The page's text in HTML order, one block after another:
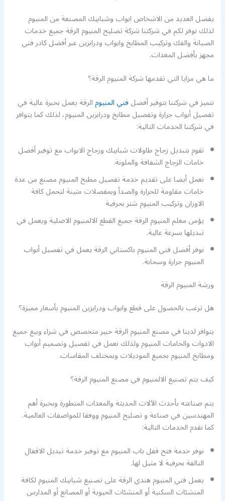
يفضل العديد من الاشخاص ابواب وشبابيك المصنعة من المنيوم
لذلك نوفر لكم في شركتنا شركة تصليح المنيوم الرقة جميع خدمات
الصيانة والفك وتركيب المطابخ وابواب ودرابزين عبر أفضل كادر فني
مجهز بأفضل المعدات.
ما هي مزايا التي تقدمها شركة المنيوم الرقة؟
نتميز في شركتنا بتوفير أفضلفني المنيومالرقة يعمل بخبرة عالية في
تفصيل أبواب جرارة وتفصيل مطابخ ودرابزين المنيوم، لذلك كما يتوافر
في شركتنا الخدمات التالية:
نقوم بتبديل زجاج طاولات شبابيك وزجاج الابواب مع توفير أفضل
خامات الزجاج الشفافة والملونة.
نعمل أيضا على تقديم خدمة تفصيل مطبخ المنيوم مصنع من عدة
خامات مقاومة للحرارة والصدأ وبمفصلات متينة لتحمل كافة
الاوزان وتركيب المنيوم شتر بحرفية
يؤمن معلم المنيوم الرقة جميع القطع الالمنيوم الاصلية ويعمل في
تبديلها بسرعة عالية.
نوفر أفضل فني المنيوم باكستاني الرقة يعمل في تفصيل أبواب
المنيوم جرارة وسحابة.
ورشة المنيوم الرقة
هل ترغب بالحصول على قطع وابواب ودرابزين المنيوم بأسعار مميزة؟
يتوافر لدينا في مصنع المنيوم الرقة خبير متخصص في شراء وبيع جميع
الادوات والخامات المنيوم ولذلك نعمل في تفصيل وتصميم أبواب
ومطابخ المنيوم بجميع الموديلات وبمختلف المقاسات.
كيف يتم تصنيع الالمنيوم في مصنع المنيوم الرقة؟
يتم صناعته بأحدث الآلات الحديثة والمعدات المتطورة وبخبرة أهم
المهندسين في صناعة و تصليح المنيوم ووفقا للمواصفات العالمية.
كما نقدم الخدمات التالية:
نوفر خدمة فتح قفل باب المنيوم مع توفير خدمة تبديل الاقفال
التالفة بحرفية لا مثيل لها.
يعمل فني المنيوم هندي الرقة على تصنيع شبابيك المنيوم لكافة
المنشئات السكنية أو المنشئات الحيوية أو المصانع أو المدارس